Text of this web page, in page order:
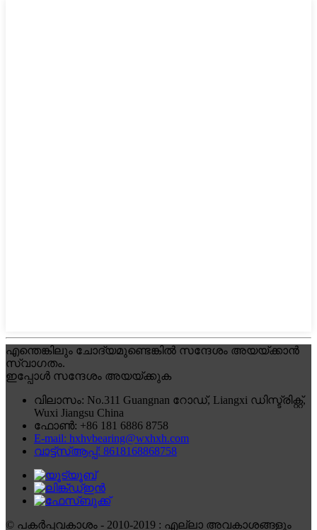
എന്തെങ്കിലും ചോദ്യമുണ്ടെങ്കിൽ സന്ദേശം അയയ്ക്കാൻ
സ്വാഗതം.
ഇപ്പോൾ സന്ദേശം അയയ്‌ക്കുക
വിലാസം: No.311 Guangnan റോഡ്, Liangxi ഡിസ്ട്രിക്റ്റ്,
Wuxi Jiangsu China
ഫോൺ: +86 181 6886 8758
E-mail: hxhvbearing@wxhxh.com
വാട്ട്‌സ്ആപ്പ്: 8618168868758
© പകർപ്പവകാശം - 2010-2019 : എല്ലാ അവകാശങ്ങളും